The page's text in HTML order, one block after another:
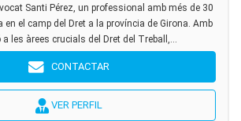
Santi Pérez, un professional amb més de 30
en el camp del Dret a la província de Girona. Amb
a les àrees crucials del Dret del Treball,...
CONTACTAR
VER PERFIL